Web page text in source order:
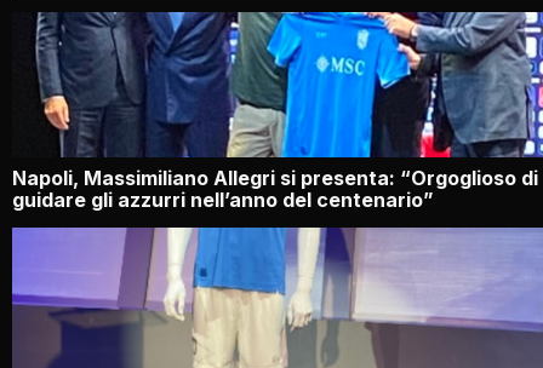
Napoli, Massimiliano Allegri si presenta: “Orgoglioso di
guidare gli azzurri nell’anno del centenario”